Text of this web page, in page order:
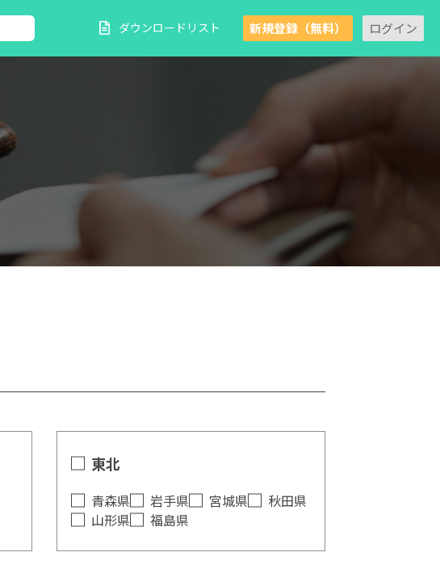
ダウンロードリスト 新規登録（無料） ログイン
東北
青森県 岩手県 宮城県
秋田県
山形県
福島県